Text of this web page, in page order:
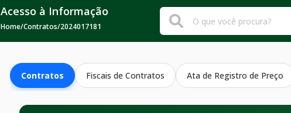
Acesso à Informação
Home/Contratos/2024017181
Contratos Fiscais de Contratos Ata de Registro de Preço